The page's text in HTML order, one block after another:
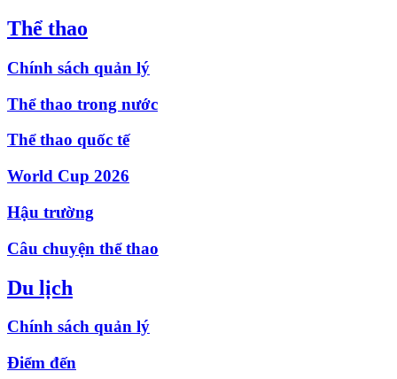
Thể thao
Chính sách quản lý
Thể thao trong nước
Thể thao quốc tế
World Cup 2026
Hậu trường
Câu chuyện thể thao
Du lịch
Chính sách quản lý
Điểm đến